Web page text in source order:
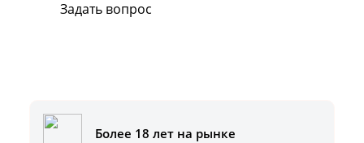
Задать вопрос
Более 18 лет на рынке